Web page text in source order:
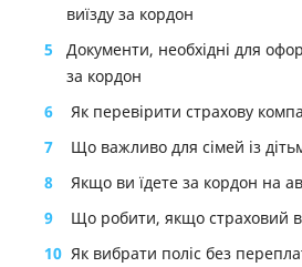
виїзду за кордон
5
Документи, необхідні для
за кордон
6
Як перевірити страхову
7
Що важливо для сімей із
8
Якщо ви їдете за кордон на
9
Що робити, якщо страховий
10 Як вибрати поліс без